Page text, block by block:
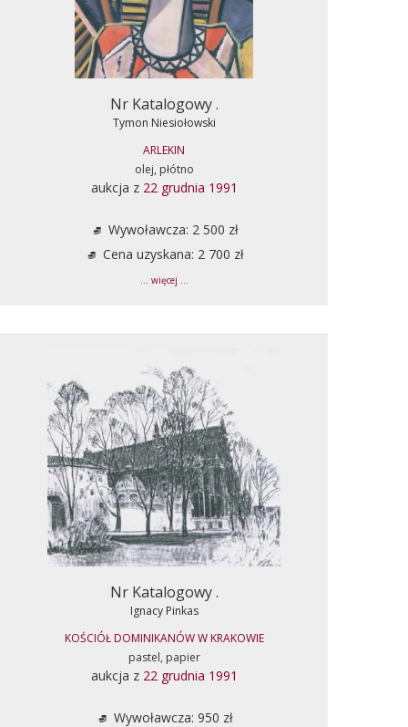
Nr Katalogowy .
Tymon Niesiołowski
ARLEKIN
olej, płótno
aukcja z 22 grudnia 1991
Wywoławcza: 2 500 zł
Cena uzyskana: 2 700 zł
... więcej ...
Nr Katalogowy .
Ignacy Pinkas
KOŚCIÓŁ DOMINIKANÓW W KRAKOWIE
pastel, papier
aukcja z 22 grudnia 1991
Wywoławcza: 950 zł